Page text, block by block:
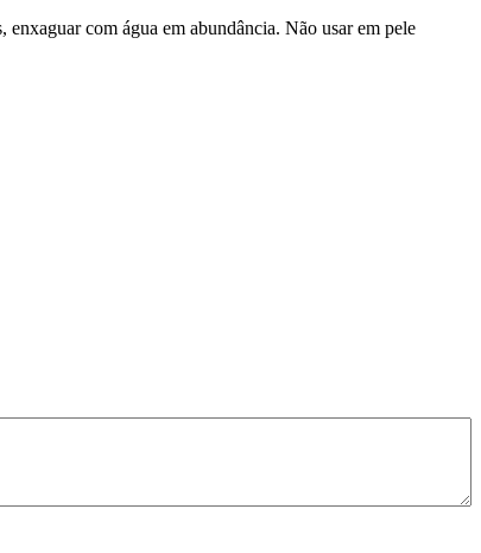
com água em abundância. Não usar em pele